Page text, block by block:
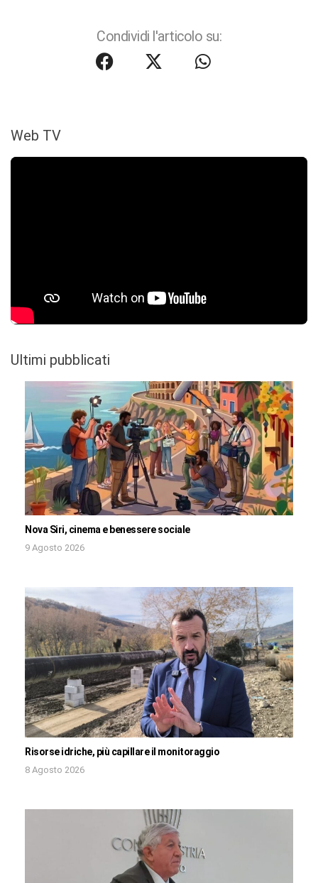
Condividi l'articolo su:
Web TV
Ultimi pubblicati
Nova Siri, cinema e benessere sociale
9 Agosto 2026
Risorse idriche, più capillare il monitoraggio
8 Agosto 2026